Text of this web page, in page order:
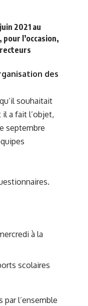
2021 au
l’occasion,
des
souhaitait
a fait l’objet,
septembre
à la
scolaires
par l’ensemble